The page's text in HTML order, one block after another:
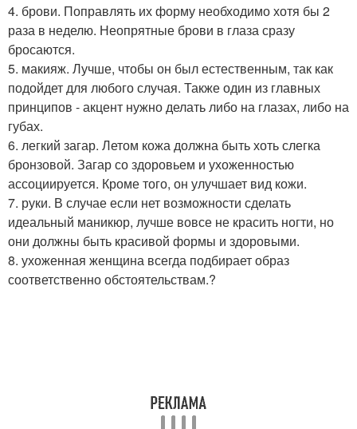
4. брови. Поправлять их форму необходимо хотя бы 2
раза в неделю. Неопрятные брови в глаза сразу
бросаются.
5. макияж. Лучше, чтобы он был естественным, так как
подойдет для любого случая. Также один из главных
принципов - акцент нужно делать либо на глазах, либо на
губах.
6. легкий загар. Летом кожа должна быть хоть слегка
бронзовой. Загар со здоровьем и ухоженностью
ассоциируется. Кроме того, он улучшает вид кожи.
7. руки. В случае если нет возможности сделать
идеальный маникюр, лучше вовсе не красить ногти, но
они должны быть красивой формы и здоровыми.
8. ухоженная женщина всегда подбирает образ
соответственно обстоятельствам.?